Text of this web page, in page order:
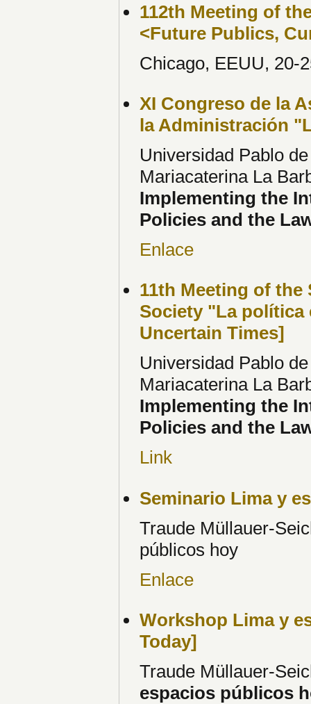
112th Meeting of
<Future Publics,
Chicago, EEUU, 20-
XI Congreso de la
la Administración
Universidad Pablo
Mariacaterina La
Implementing the
Policies and the
Enlace
11th Meeting of the
Society "La
Uncertain Times]
Universidad Pablo
Mariacaterina La
Implementing the
Policies and the
Link
Seminario Lima y
Traude Müllauer-
públicos hoy
Enlace
Workshop Lima y
Today]
Traude Müllauer-
espacios públicos